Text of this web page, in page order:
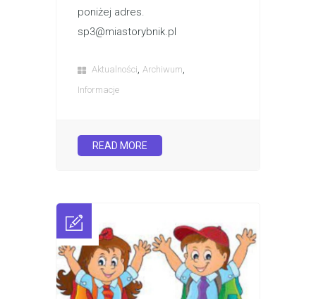
poniżej adres.
sp3@miastorybnik.pl
Aktualności, Archiwum,
Informacje
READ MORE